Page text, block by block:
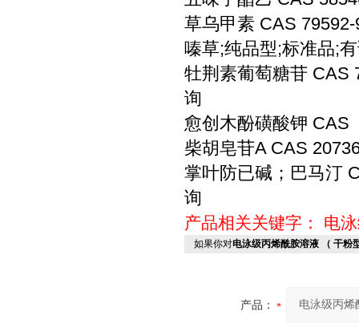
草乌甲素 CAS
嗪草;纯品型;标准品;
牡荆素葡萄糖苷 CAS
询
愈创木酚磺酸钾 CAS
柴胡皂苷A CAS
掌叶防已碱；巴马汀
询
产品相关关键字： 电
如果你对电泳级丙烯酰胺溶液 （ 干粉
产品：